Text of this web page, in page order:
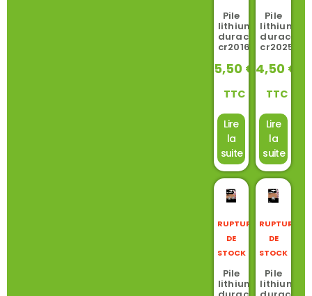
Pile
lithium
duracell
cr2016
5,50 €
TTC
Lire
la
suite
Pile
lithium
duracell
cr2025
4,50 €
TTC
Lire
la
suite
RUPTURE
DE
STOCK
Pile
lithium
RUPTURE
DE
STOCK
Pile
lithium